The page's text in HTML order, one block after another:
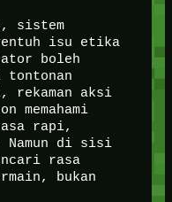
sistem
isu etika
boleh
tontonan
rekaman aksi
memahami
rapi,
di sisi
rasa
bukan